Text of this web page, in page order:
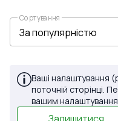
Сортування
Ваші налаштування
поточній сторінці.
вашим